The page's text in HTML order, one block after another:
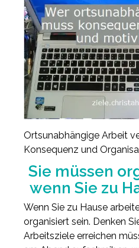
Ortsunabhängige Arbeit
Konsequenz und
Sie müssen
wenn Sie zu
Wenn Sie zu Hause
organisiert sein. Denken
Arbeitsziele erreichen